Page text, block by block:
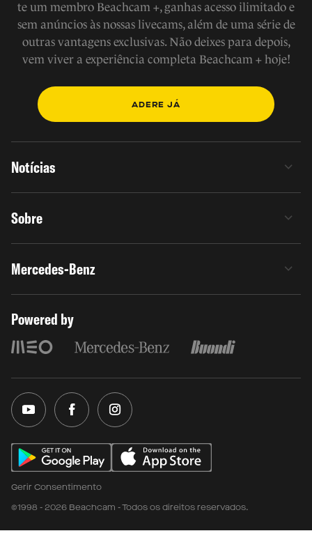
te um membro Beachcam +, ganhas acesso ilimitado e
sem anúncios às nossas livecams, além de uma série de
outras vantagens exclusivas. Não deixes para depois,
vem viver a experiência completa Beachcam + hoje!
ADERE JÁ
Notícias
Sobre
Mercedes-Benz
Powered by
Gerir Consentimento
©1998 - 2026 Beachcam - Todos os direitos reservados.